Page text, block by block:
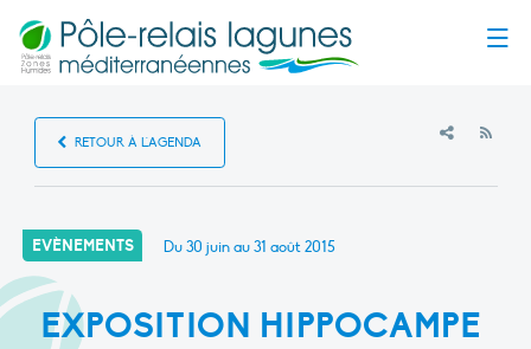
RETOUR À L'AGENDA
EVÈNEMENTS Du 30 juin au 31 août 2015
EXPOSITION HIPPOCAMPE